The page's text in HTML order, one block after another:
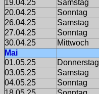
19.04.25
Samstag
20.04.25
Sonntag
26.04.25
Samstag
27.04.25
Sonntag
30.04.25
Mittwoch
Mai
01.05.25
Donnerstag
03.05.25
Samstag
04.05.25
Sonntag